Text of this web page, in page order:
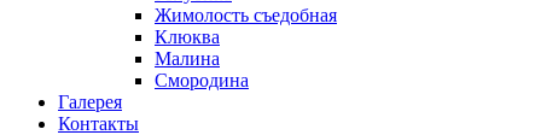
Жимолость съедобная
Клюква
Малина
Смородина
Галерея
Контакты